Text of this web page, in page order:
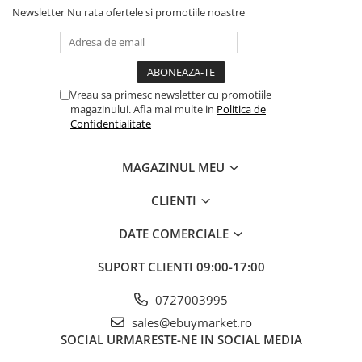
* Pot fi umflate atat cu aer cat si cu heliu.
pot sa se mentina umflate chiar si mai
multe luni, daca sunt tinute intr-un mediu propice.
Baloanele din latex umflate cu heliuse mentin in general
intre 6 – 8 ore
mediul inconjurator.
In functie de setarile fiecarui monitor sau producator,
* Este recomandat ca baloanele sa fie ferite de soare, aer
Newsletter Nu rata ofertele si promotiile noastre
Vreau sa primesc newsletter cu promotiile
magazinului. Afla mai multe in Politica de
Confidentialitate
MAGAZINUL MEU
CLIENTI
DATE COMERCIALE
SUPORT CLIENTI 09:00-17:00
0727003995
sales@ebuymarket.ro
SOCIAL URMARESTE-NE IN SOCIAL MEDIA